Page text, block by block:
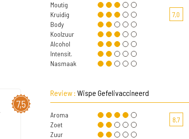
Moutig
Kruidig
Body
Koolzuur
Alcohol
Intensit.
Nasmaak
7,0
7,5
Review : Wispe Gefelivaccineerd
Aroma
Zoet
Zuur
8,7